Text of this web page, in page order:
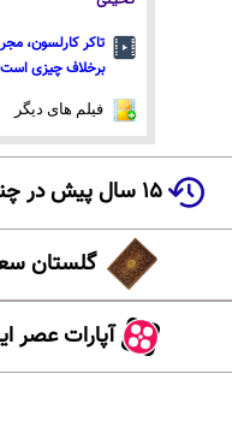
تاکر کارلسون،
برخلاف چیزی است
فیلم های دیگر
۱۵ سال پیش در چنین روزی
گلستان
آپارات عصر